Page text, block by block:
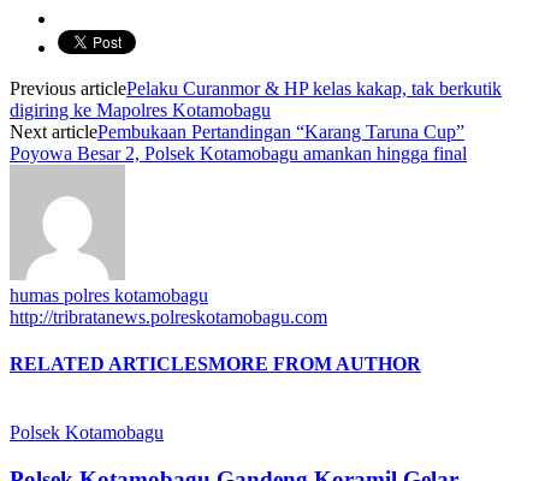
Previous articlePelaku Curanmor & HP kelas kakap, tak berkutik
digiring ke Mapolres Kotamobagu
Next articlePembukaan Pertandingan “Karang Taruna Cup”
Poyowa Besar 2, Polsek Kotamobagu amankan hingga final
humas polres kotamobagu
http://tribratanews.polreskotamobagu.com
RELATED ARTICLESMORE FROM AUTHOR
Polsek Kotamobagu